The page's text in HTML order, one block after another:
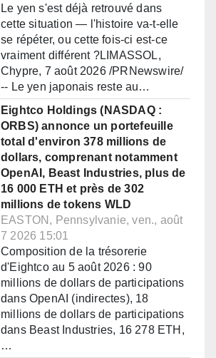
Le yen s'est déjà retrouvé dans
cette situation — l'histoire va-t-elle
se répéter, ou cette fois-ci est-ce
vraiment différent ?LIMASSOL,
Chypre, 7 août 2026 /PRNewswire/
-- Le yen japonais reste au…
Eightco Holdings (NASDAQ :
ORBS) annonce un portefeuille
total d'environ 378 millions de
dollars, comprenant notamment
OpenAI, Beast Industries, plus de
16 000 ETH et près de 302
millions de tokens WLD
EASTON, Pennsylvanie, ven., août
7 2026 15:01
Composition de la trésorerie
d'Eightco au 5 août 2026 : 90
millions de dollars de participations
dans OpenAI (indirectes), 18
millions de dollars de participations
dans Beast Industries, 16 278 ETH,
…